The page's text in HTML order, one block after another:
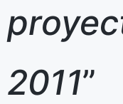
2011”